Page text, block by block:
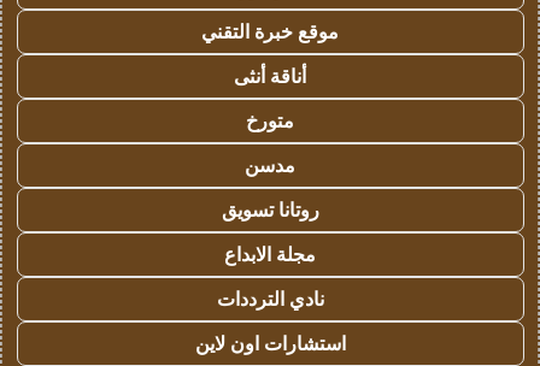
موقع خبرة التقني
أناقة أنثى
متورخ
مدسن
روتانا تسويق
مجلة الابداع
نادي الترددات
استشارات اون لاين